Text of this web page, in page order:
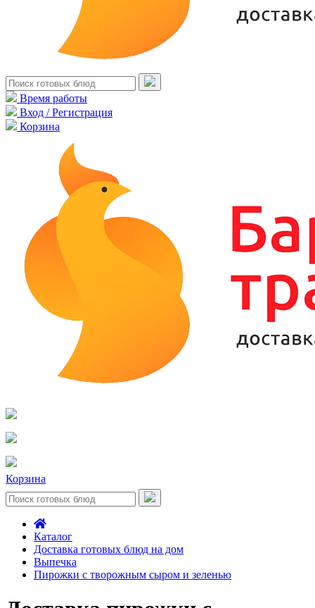
Время работы
Вход / Регистрация
Корзина
Корзина
Каталог
Доставка готовых блюд на дом
Выпечка
Пирожки с творожным сыром и зеленью